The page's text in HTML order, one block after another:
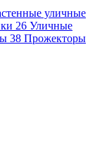
уличные
26 Уличные
38 Прожекторы